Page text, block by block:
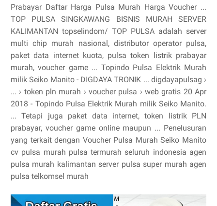
Prabayar Daftar Harga Pulsa Murah Harga Voucher ...
TOP PULSA SINGKAWANG BISNIS MURAH SERVER
KALIMANTAN topselindom/ TOP PULSA adalah server
multi chip murah nasional, distributor operator pulsa,
paket data internet kuota, pulsa token listrik prabayar
murah, voucher game ... Topindo Pulsa Elektrik Murah
milik Seiko Manito - DIGDAYA TRONIK ... digdayapulsag ›
... › token pln murah › voucher pulsa › web gratis 20 Apr
2018 - Topindo Pulsa Elektrik Murah milik Seiko Manito.
... Tetapi juga paket data internet, token listrik PLN
prabayar, voucher game online maupun ... Penelusuran
yang terkait dengan Voucher Pulsa Murah Seiko Manito
cv pulsa murah pulsa termurah seluruh indonesia agen
pulsa murah kalimantan server pulsa super murah agen
pulsa telkomsel murah